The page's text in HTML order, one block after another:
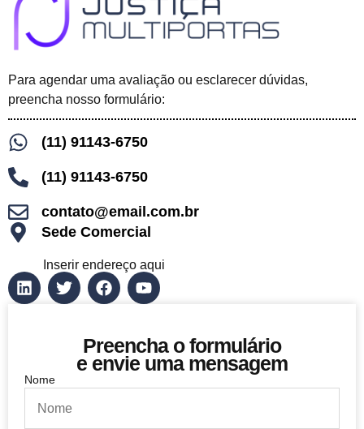
Para agendar uma avaliação ou esclarecer dúvidas,
preencha nosso formulário:
(11) 91143-6750
(11) 91143-6750
contato@email.com.br
Sede Comercial
Inserir endereço aqui
Preencha o formulário
e envie uma mensagem
Nome